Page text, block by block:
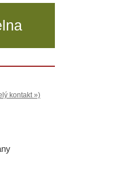
kontakt »)